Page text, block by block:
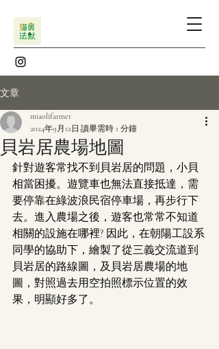
文章
貝岩居農場地圖
miaolifarmer
2024年9月12日 讀畢需時 1 分鐘
針對遊客常找不到貝岩居的問題，小貝
相當困擾。遊覽車也無法直接抵達，需
要停靠在綠波浪民宿停車場，再步行下
去。進入農場之後，遊客也常常不知道
相關的設施在哪裡? 因此，在朝陽工設系
同學的協助下，繪製了從三義交流道到
貝岩居的路線圖，及貝岩居農場的地
圖，對照過去用空拍照標示位置的效
果，明顯好多了。